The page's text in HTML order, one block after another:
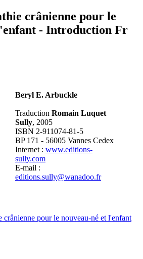
crânienne pour le
- Introduction Fr
Beryl E. Arbuckle
Traduction Romain Luquet
Sully, 2005
ISBN 2-911074-81-5
BP 171 - 56005 Vannes Cedex
Internet : www.editions-
sully.com
E-mail :
editions.sully@wanadoo.fr
crânienne pour le nouveau-né et l'enfant